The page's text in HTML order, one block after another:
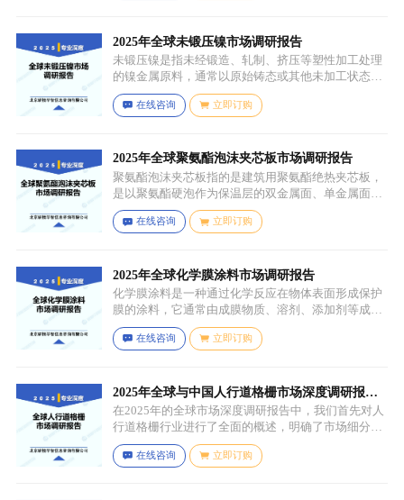
先进行皂化反应得到脂肪酸盐，再经过酸化、酯化等
一系列反应，将甘油与油酸结合，并引入 PCA 基团，
从而得到 PCA 甘油油酸酯。
2025年全球未锻压镍市场调研报告
未锻压镍是指未经锻造、轧制、挤压等塑性加工处理
的镍金属原料，通常以原始铸态或其他未加工状态存
在，一般为块状、锭状、粒状或其他铸造成型的原始
形态，表面可能保留铸造过程中形成的粗糙纹理或缺
力学性能，质地较脆且强度较低。
在线咨询 立即订购
2025年全球聚氨酯泡沫夹芯板市场调研报告
聚氨酯泡沫夹芯板指的是建筑用聚氨酯绝热夹芯板，
是以聚氨酯硬泡作为保温层的双金属面、单金属面或
非金属面复合板材。
在线咨询 立即订购
2025年全球化学膜涂料市场调研报告
化学膜涂料是一种通过化学反应在物体表面形成保护
膜的涂料，它通常由成膜物质、溶剂、添加剂等成分
组成。成膜物质是涂料的主要成分，它在施工后通过
化学反应（如聚合反应、交联反应等）形成连续的、
可改善涂料的性能，如提高附着力、耐候性、耐腐蚀
性等。
在线咨询 立即订购
2025年全球与中国人行道格栅市场深度调研报
告：行业趋势与投资前景分析
在2025年的全球市场深度调研报告中，我们首先对人
行道格栅行业进行了全面的概述，明确了市场细分与
应用场景。通过对细分产品的定义与特点进行深入分
析，我们揭示了关键应用场景及其客群洞察。
在线咨询 立即订购